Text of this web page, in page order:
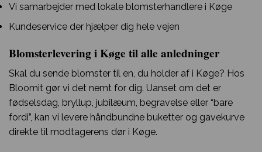
Vi samarbejder med lokale blomsterhandlere i Køge
Kundeservice der hjælper dig hele vejen
Blomsterlevering i Køge til alle anledninger
Skal du sende blomster til en, du holder af i Køge? Hos
Bloomit gør vi det nemt for dig. Uanset om det er
fødselsdag, bryllup, jubilæum, begravelse eller “bare
fordi”, kan vi levere håndbundne buketter og gavekurve
direkte til modtagerens dør i Køge.